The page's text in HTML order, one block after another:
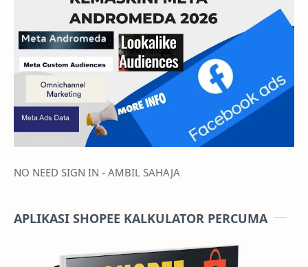
NO NEED SIGN IN - AMBIL SAHAJA
APLIKASI SHOPEE KALKULATOR PERCUMA